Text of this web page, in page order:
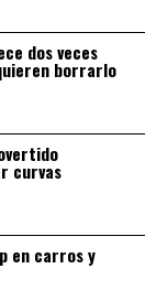
dos veces
borrarlo
curvas
en carros y